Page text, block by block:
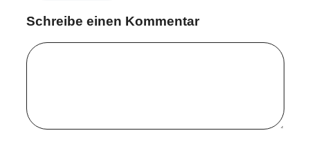
Schreibe einen Kommentar
Kommentar